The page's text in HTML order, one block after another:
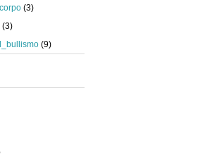
(3)
(3)
(9)